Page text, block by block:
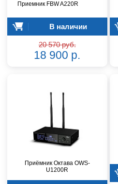
Приемник FBW A220R
В наличии
20 570 руб.
18 900 р.
Приёмник Октава OWS-
U1200R